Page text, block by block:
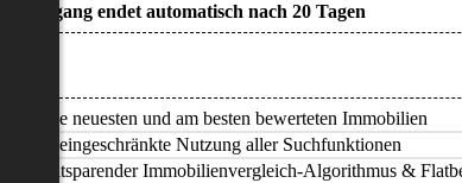
• Zugang endet automatisch nach 20 Tagen
Alle neuesten und am besten bewerteten Immobilien
Uneingeschränkte Nutzung aller Suchfunktionen
Zeitsparender Immobilienvergleich-Algorithmus &